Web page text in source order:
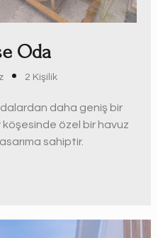
Oda
2 Kişilik
daha geniş bir
özel bir havuz
sahiptir.